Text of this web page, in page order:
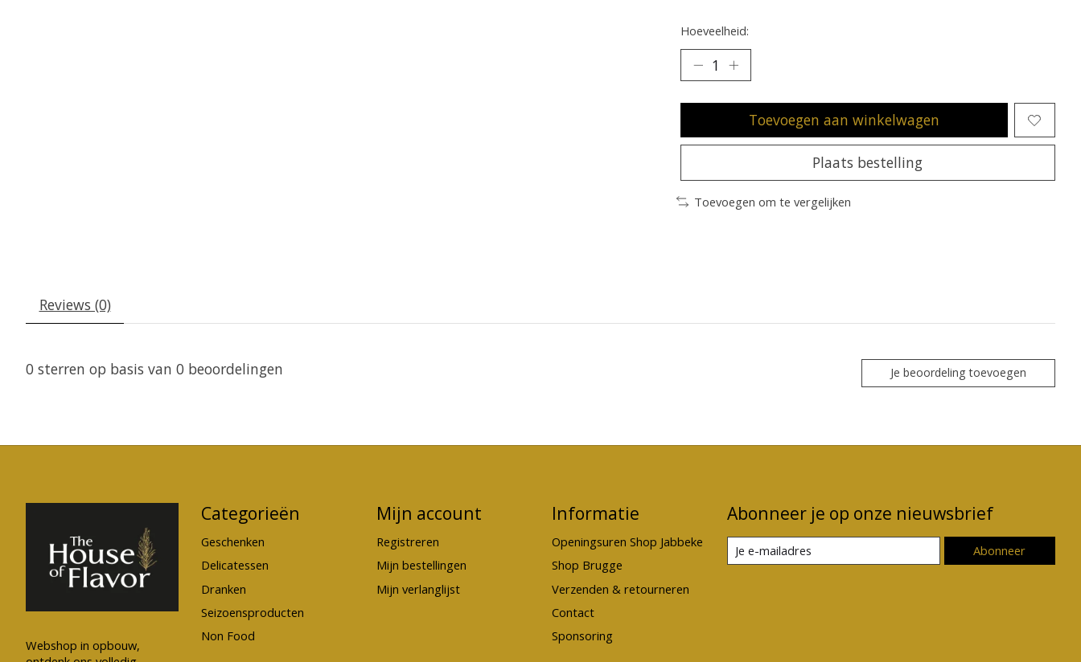
Hoeveelheid:
Toevoegen aan winkelwagen
Plaats bestelling
Toevoegen om te vergelijken
Reviews (0)
0 sterren op basis van 0 beoordelingen Je beoordeling toevoegen
Webshop in opbouw,
Categorieën
Geschenken
Delicatessen
Dranken
Seizoensproducten
Non Food
Mijn account
Registreren
Mijn bestellingen
Mijn verlanglijst
Informatie
Openingsuren Shop Jabbeke
Shop Brugge
Verzenden & retourneren
Contact
Sponsoring
Abonneer je op onze nieuwsbrief
Abonneer